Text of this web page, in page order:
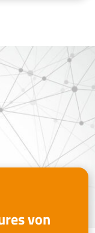
von